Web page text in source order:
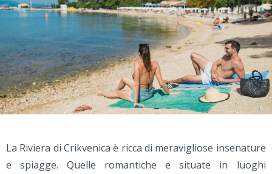
La Riviera di Crikvenica è ricca di meravigliose insenature
e spiagge. Quelle romantiche e situate in luoghi